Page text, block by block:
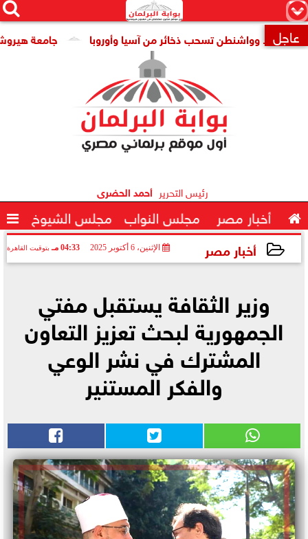
×


 عاجل جامعة هيروشيما وواشنطن تسحب ذخائر من آسيا وأوروبا
رئيس التحرير أحمد الحضرى
 أخبار مصر مجلس النواب مجلس الشيوخ 
أخبار مصر الإثنين، 6 أكتوبر 2025 04:33 مـ بتوقيت القاهرة
وزير الثقافة يستقبل مفتي
الجمهورية لبحث تعزيز التعاون
المشترك في نشر الوعي
والفكر المستنير